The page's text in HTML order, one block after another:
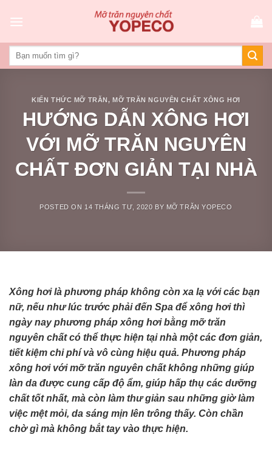
KIẾN THỨC MỠ TRĂN , MỠ TRĂN NGUYÊN CHẤT XÔNG HƠI
HƯỚNG DẪN XÔNG HƠI
VỚI MỠ TRĂN NGUYÊN
CHẤT ĐƠN GIẢN TẠI NHÀ
POSTED ON 14 THÁNG TƯ, 2020 BY MỠ TRĂN YOPECO
Xông hơi là phương pháp không còn xa lạ với các bạn
nữ, nếu như lúc trước phải đến Spa để xông hơi thì
ngày nay phương pháp xông hơi bằng mỡ trăn
nguyên chất có thể thực hiện tại nhà một các đơn giản,
tiết kiệm chi phí và vô cùng hiệu quả. Phương pháp
xông hơi với mỡ trăn nguyên chất không những giúp
làn da được cung cấp độ ẩm, giúp hấp thụ các dưỡng
chất tốt nhất, mà còn làm thư giản sau những giờ làm
việc mệt mỏi, da sáng mịn lên trông thấy. Còn chần
chờ gì mà không bắt tay vào thực hiện.